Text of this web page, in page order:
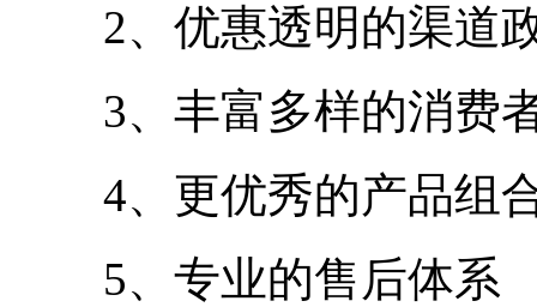
2、优惠透明的渠道
3、丰富多样的消费
4、更优秀的产品组
5、专业的售后体系